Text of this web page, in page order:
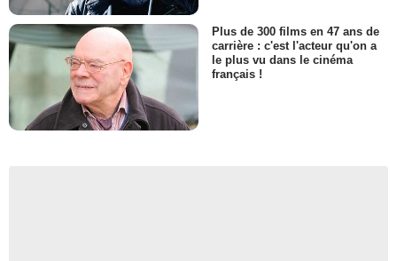
Plus de 300 films en 47 ans de
carrière : c'est l'acteur qu'on a
le plus vu dans le cinéma
français !